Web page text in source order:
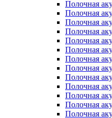
Полочная
Полочная
Полочная
Полочная
Полочная
Полочная
Полочная
Полочная
Полочная
Полочная
Полочная
Полочная
Полочная